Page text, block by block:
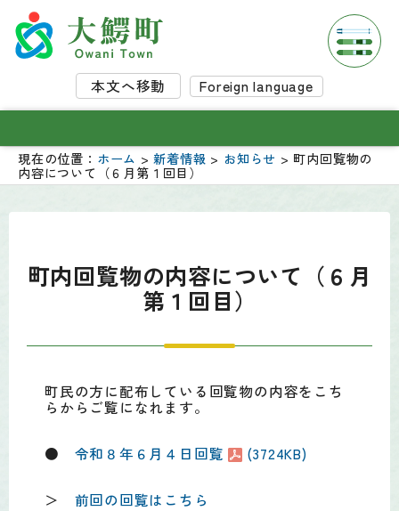
本文へ移動 Foreign language
現在の位置： ホーム >新着情報 > お知らせ > 町内回覧物の
内容について（６月第１回目）
町内回覧物の内容について（６月
第１回目）
町民の方に配布している回覧物の内容をこち
らからご覧になれます。
● 令和８年６月４日回覧 (3724KB)
＞ 前回の回覧はこちら